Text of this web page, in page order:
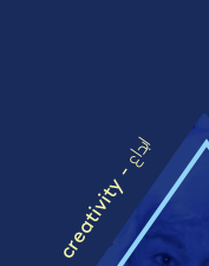
creativity -
ابداع